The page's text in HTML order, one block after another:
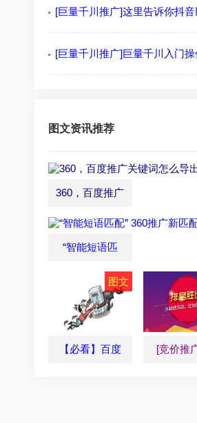
[巨量千川推广]这里告诉你抖音
[巨量千川推广]巨量千川入门操
图文资讯推荐
360，百度推广
“智能短语匹
【必看】百度 [竞价推